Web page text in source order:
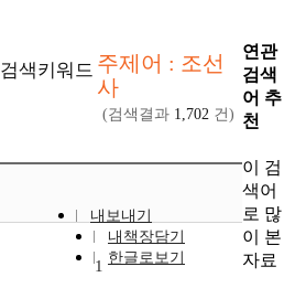
검색키워드 주제어 : 조선
사
(검색결과 1,702 건)
내보내기
내책장담기
한글로보기
1
연관
검색
어 추
천
이 검
색어
로 많
이 본
자료